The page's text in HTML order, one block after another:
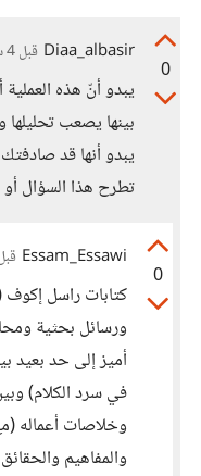
0
Diaa_albasir قبل 4 سنوات
يبدو أنّ هذه
بينها يصعب
يبدو أنها قد
تطرح هذا السؤال
0
Essam_Essawi قبل 4
ورسائل بحثية
أميز إلى حد بعيد
في سرد الكلام)
وخلاصات أعماله
والمفاهيم